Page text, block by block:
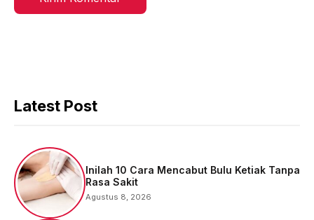
Latest Post
Inilah 10 Cara Mencabut Bulu Ketiak Tanpa
Rasa Sakit
Agustus 8, 2026